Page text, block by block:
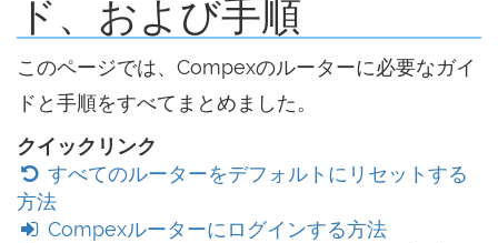
ド、および手順
このページでは、Compexのルーターに必要なガイ
ドと手順をすべてまとめました。
クイックリンク
すべてのルーターをデフォルトにリセットする
方法
Compexルーターにログインする方法